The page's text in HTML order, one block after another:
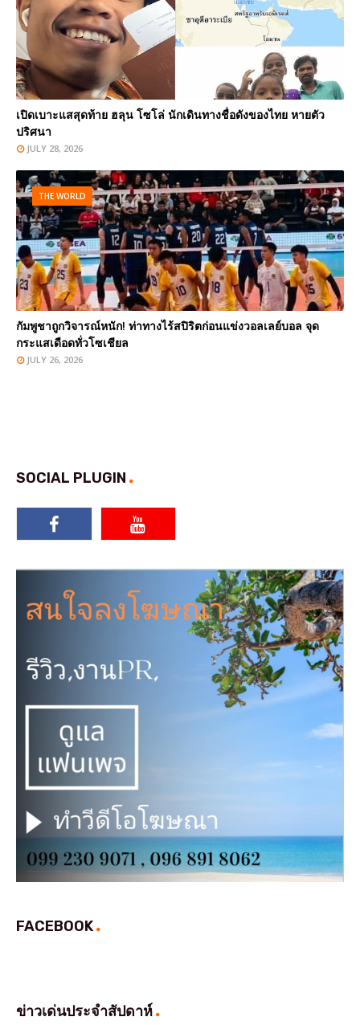
เปิดเบาะแสสุดท้าย ฮลุน โซโล่ นักเดินทางชื่อดังของไทย หายตัว
ปริศนา
JULY 28, 2026
THE WORLD
กัมพูชาถูกวิจารณ์หนัก! ท่าทางไร้สปิริตก่อนแข่งวอลเลย์บอล จุด
กระแสเดือดทั่วโซเชียล
JULY 26, 2026
SOCIAL PLUGIN
FACEBOOK
ข่าวเด่นประจำสัปดาห์